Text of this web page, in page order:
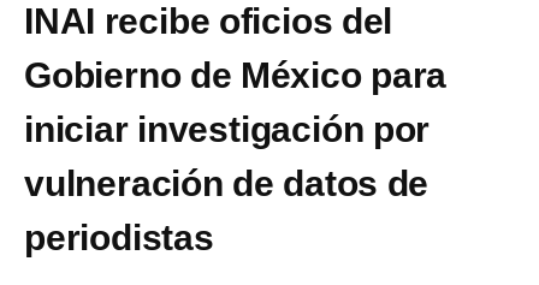
INAI recibe oficios del
Gobierno de México para
iniciar investigación por
vulneración de datos de
periodistas